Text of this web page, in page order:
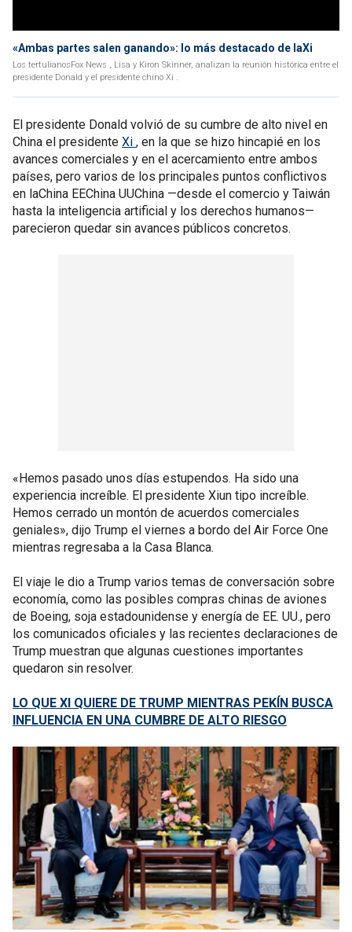
«Ambas partes salen ganando»: lo más destacado de laXi
Los tertulianosFox News , Lisa y Kiron Skinner, analizan la reunión histórica entre el
presidente Donald y el presidente chino Xi .
El presidente Donald volvió de su cumbre de alto nivel en
China el presidente Xi , en la que se hizo hincapié en los
avances comerciales y en el acercamiento entre ambos
países, pero varios de los principales puntos conflictivos
en laChina EEChina UUChina —desde el comercio y Taiwán
hasta la inteligencia artificial y los derechos humanos—
parecieron quedar sin avances públicos concretos.
«Hemos pasado unos días estupendos. Ha sido una
experiencia increíble. El presidente Xiun tipo increíble.
Hemos cerrado un montón de acuerdos comerciales
geniales», dijo Trump el viernes a bordo del Air Force One
mientras regresaba a la Casa Blanca.
El viaje le dio a Trump varios temas de conversación sobre
economía, como las posibles compras chinas de aviones
de Boeing, soja estadounidense y energía de EE. UU., pero
los comunicados oficiales y las recientes declaraciones de
Trump muestran que algunas cuestiones importantes
quedaron sin resolver.
LO QUE XI QUIERE DE TRUMP MIENTRAS PEKÍN BUSCA
INFLUENCIA EN UNA CUMBRE DE ALTO RIESGO